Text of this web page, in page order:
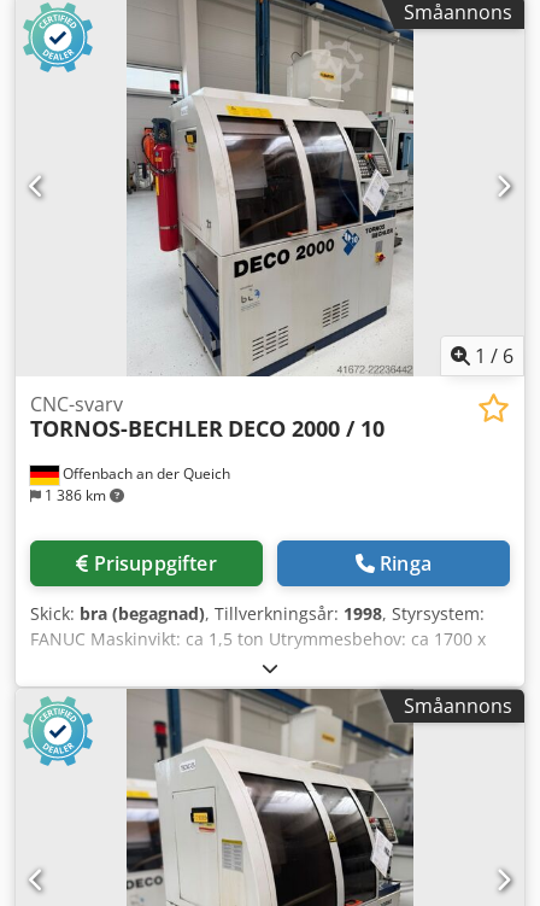
Styrsystem Siemens Cedpfezbc Apox Ailerf Typ Sinumerik
850 T mm Antal växlar Total effektbehov, kW Maskinens
vikt, ca. t Enkelskärsläde Styrstock Hydrostatiskt bädd
Spåntransportör Serienummer: 27486 De tekniska
uppgifterna är tillverkarens respektive operatörens
uppgifter och är därför inte bindande för oss. Vi
förbehåller oss rätten att sälja maskinen till någon annan;
endast våra allmänna affärsvillkor och försäljningsvillkor
gäller. Om oss Mer än 400 egna maskiner i lager Över 15
000 m² lagerutrymme, lyftkapacitet 70 t Mer än 10 000
artiklar, tillbehör för din verkstad Vill du sälja maskiner,
produktionslinjer eller din verksamhet? Kontakta oss.
Ytterligare erbjudanden hittar du på vår webbplats. Besök
är möjligt efter överenskommelse. Vi ser fram emot ditt
besök. Ditt Markus Hirsch-team
Småannons
1 / 6
Offenbach an der Queich
1 386 km
CNC-svarv
TORNOS-BECHLER DECO 2000 / 10
Prisuppgifter Ringa
Skick: bra (begagnad), Tillverkningsår: 1998, Styrsystem:
FANUC Maskinvikt: ca 1,5 ton Utrymmesbehov: ca 1700 x
1010 mm CNC-svarvautomat elektriskt och mekaniskt
genomgående renoverad: Laddningsmagasin: LNS Tryton
112 Cjdpfx Aiezhxk Ioljrf HUVUDSPINDEL - Max.
stångdiameter: 10 [mm] - Slaglängd: 66 [mm] -
Spindelvarvtal: 16 000 [varv/min] - Spindeldrivmotor,
effekt: 3,7 [kW] - Minsta upplösning, C-axel: 0,1 [grader]
MOTSPINDEL - Max. stångdiameter: 10 [mm] -
Spindelvarvtal: 12 000 [varv/min] - Spindeldrivmotor,
effekt: 3,7 [kW] - Minsta upplösning, C-axel: 0,1 [grader] -->
Mått, laddningsmagasin: längd ca 4800 mm / 450 kg
Småannons